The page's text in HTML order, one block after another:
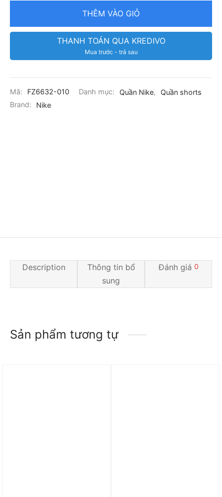
THÊM VÀO GIỎ
THANH TOÁN QUA KREDIVO
Mua trước - trả sau
Mã: FZ6632-010 Danh mục: Quần Nike,
Quần shorts
Brand:
Nike
Description
Thông tin bổ
sung
Đánh giá 0
Sản phẩm tương tự